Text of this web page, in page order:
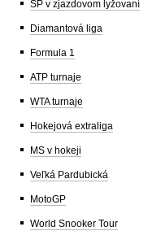
SP v zjazdovom lyžovaní
Diamantová liga
Formula 1
ATP turnaje
WTA turnaje
Hokejová extraliga
MS v hokeji
Veľká Pardubická
MotoGP
World Snooker Tour